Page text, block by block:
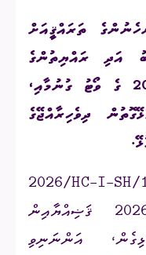
ތަރައްޤީއަށް
އަދި ރައްޔިތުންގެ
ޚިޔާލު ހޯދުމުގެ ޢާންމު ވޯޓު 2026 ގެ ވޯޓު ގުނުމާއި،
ދިވެހިރާއްޖޭގެ
.
2026/HC-I-SH/
ޤަޟިއްޔާއިން
އަންނަނިވި